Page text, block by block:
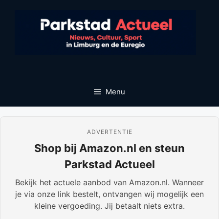
Menu
ADVERTENTIE
Shop bij Amazon.nl en steun
Parkstad Actueel
Bekijk het actuele aanbod van Amazon.nl. Wanneer
je via onze link bestelt, ontvangen wij mogelijk een
kleine vergoeding. Jij betaalt niets extra.